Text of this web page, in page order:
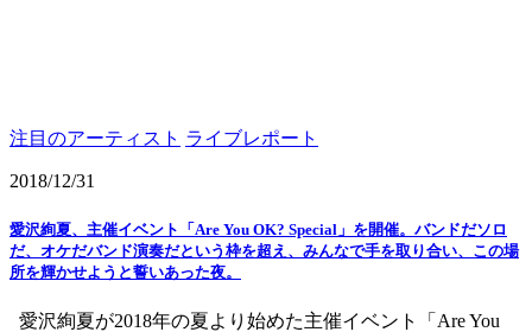
注目のアーティスト ライブレポート
2018/12/31
愛沢絢夏、主催イベント「Are You OK? Special」を開催。バンドだソロ
だ、オケだバンド演奏だという枠を超え、みんなで手を取り合い、この場
所を輝かせようと誓いあった夜。
愛沢絢夏が2018年の夏より始めた主催イベント「Are You